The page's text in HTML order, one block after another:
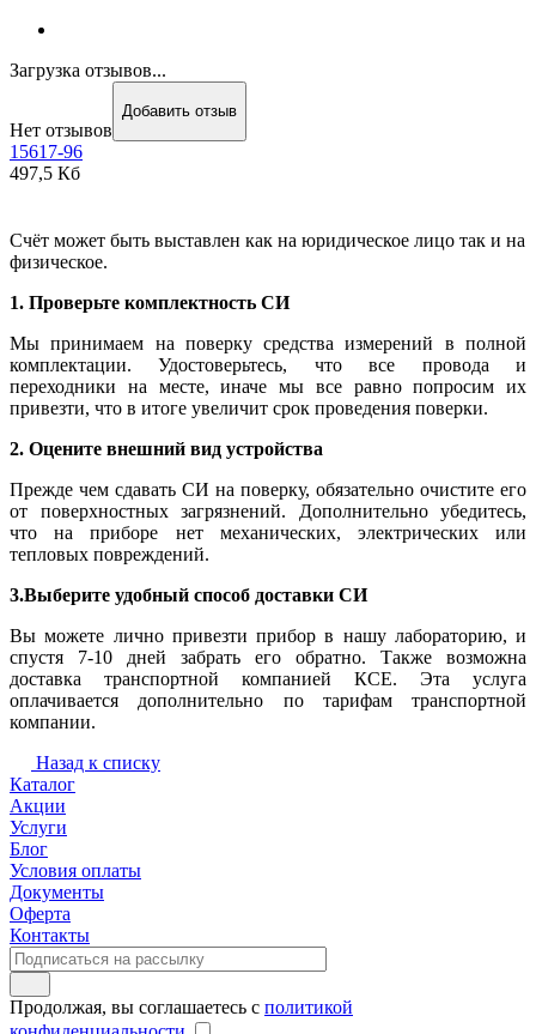
Загрузка отзывов...
Нет отзывов
Добавить отзыв
15617-96
497,5 Кб
Счёт может быть выставлен как на юридическое лицо так и на
физическое.
1. Проверьте комплектность СИ
Мы принимаем на поверку средства измерений в полной
комплектации. Удостоверьтесь, что все провода и
переходники на месте, иначе мы все равно попросим их
привезти, что в итоге увеличит срок проведения поверки.
2. Оцените внешний вид устройства
Прежде чем сдавать СИ на поверку, обязательно очистите его
от поверхностных загрязнений. Дополнительно убедитесь,
что на приборе нет механических, электрических или
тепловых повреждений.
3.Выберите удобный способ доставки СИ
Вы можете лично привезти прибор в нашу лабораторию, и
спустя 7-10 дней забрать его обратно. Также возможна
доставка транспортной компанией КСЕ. Эта услуга
оплачивается дополнительно по тарифам транспортной
компании.
Назад к списку
Каталог
Акции
Услуги
Блог
Условия оплаты
Документы
Оферта
Контакты
Продолжая, вы соглашаетесь с политикой